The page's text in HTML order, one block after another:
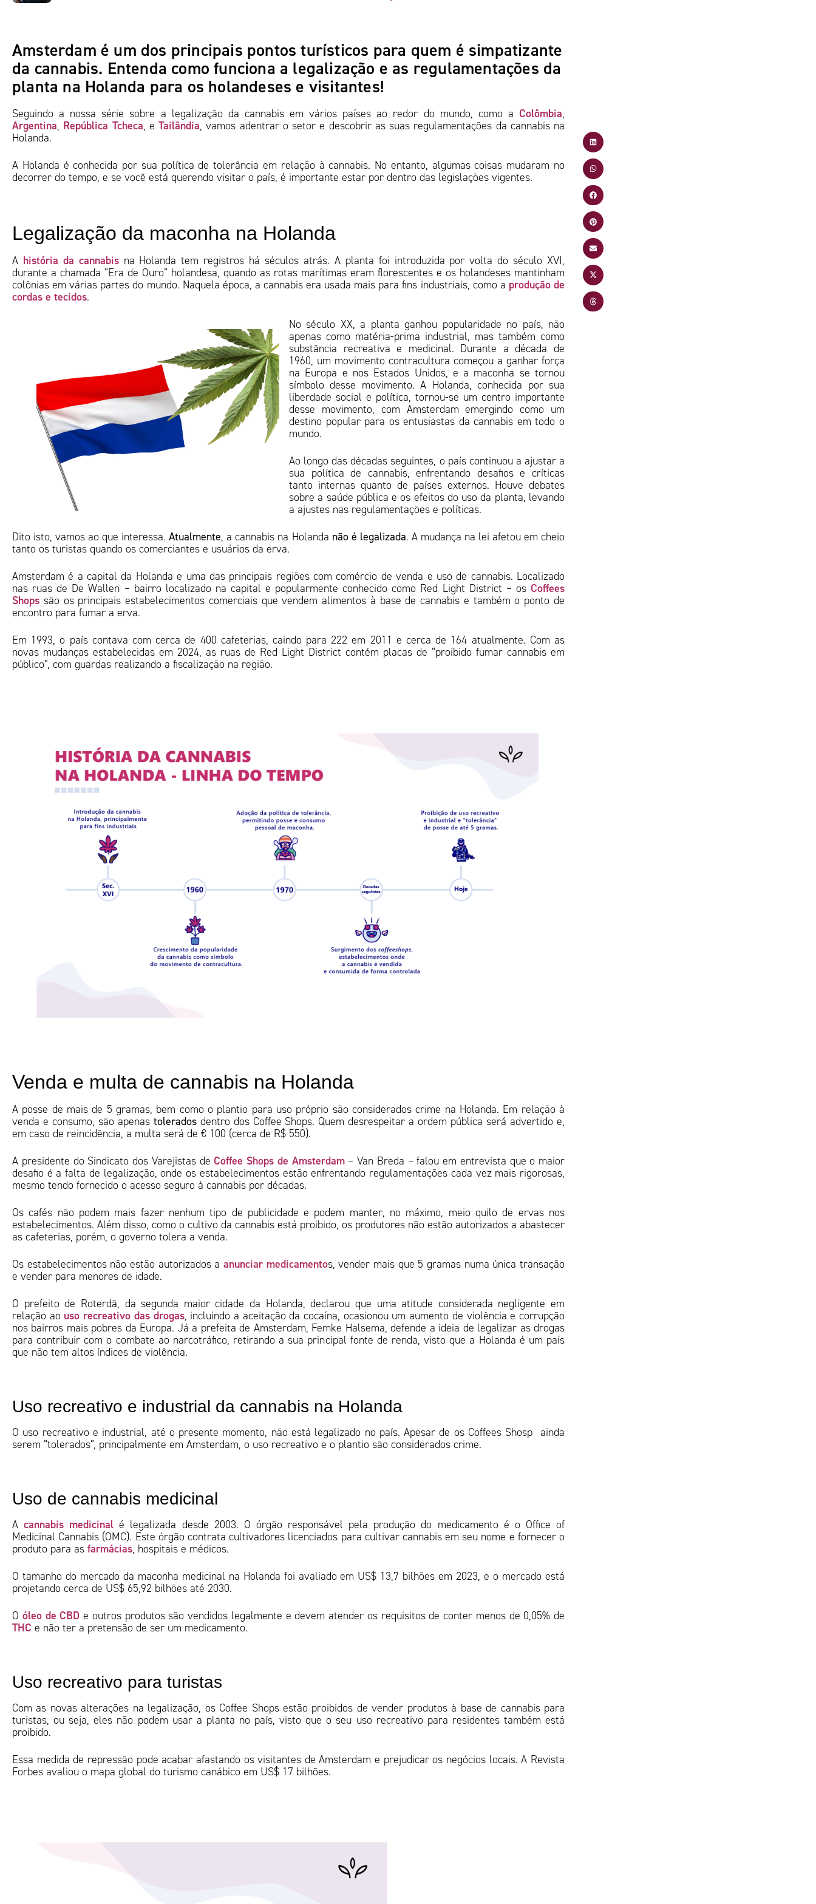
Amsterdam é um dos principais pontos turísticos para quem é simpatizante
da cannabis. Entenda como funciona a legalização e as regulamentações da
planta na Holanda para os holandeses e visitantes!
Seguindo a nossa série sobre a legalização da cannabis em vários países ao redor do mundo, como a Colômbia,
Argentina, República Tcheca, e Tailândia, vamos adentrar o setor e descobrir as suas regulamentações da cannabis na
Holanda.
A Holanda é conhecida por sua política de tolerância em relação à cannabis. No entanto, algumas coisas mudaram no
decorrer do tempo, e se você está querendo visitar o país, é importante estar por dentro das legislações vigentes.
Legalização da maconha na Holanda
A história da cannabis na Holanda tem registros há séculos atrás. A planta foi introduzida por volta do século XVI,
durante a chamada “Era de Ouro” holandesa, quando as rotas marítimas eram florescentes e os holandeses mantinham
colônias em várias partes do mundo. Naquela época, a cannabis era usada mais para fins industriais, como a produção de
cordas e tecidos.
No século XX, a planta ganhou popularidade no país, não
apenas como matéria-prima industrial, mas também como
substância recreativa e medicinal. Durante a década de
1960, um movimento contracultura começou a ganhar força
na Europa e nos Estados Unidos, e a maconha se tornou
símbolo desse movimento. A Holanda, conhecida por sua
liberdade social e política, tornou-se um centro importante
desse movimento, com Amsterdam emergindo como um
destino popular para os entusiastas da cannabis em todo o
mundo.
Ao longo das décadas seguintes, o país continuou a ajustar a
sua política de cannabis, enfrentando desafios e críticas
tanto internas quanto de países externos. Houve debates
sobre a saúde pública e os efeitos do uso da planta, levando
a ajustes nas regulamentações e políticas.
Dito isto, vamos ao que interessa.Atualmente, a cannabis na Holanda não é legalizada. A mudança na lei afetou em cheio
tanto os turistas quando os comerciantes e usuários da erva.
Amsterdam é a capital da Holanda e uma das principais regiões com comércio de venda e uso de cannabis. Localizado
nas ruas de De Wallen – bairro localizado na capital e popularmente conhecido como Red Light District – os Coffees
Shops são os principais estabelecimentos comerciais que vendem alimentos à base de cannabis e também o ponto de
encontro para fumar a erva.
Em 1993, o país contava com cerca de 400 cafeterias, caindo para 222 em 2011 e cerca de 164 atualmente. Com as
novas mudanças estabelecidas em 2024, as ruas de Red Light District contém placas de “proibido fumar cannabis em
público”, com guardas realizando a fiscalização na região.
Venda e multa de cannabis na Holanda
A posse de mais de 5 gramas, bem como o plantio para uso próprio são considerados crime na Holanda. Em relação à
venda e consumo, são apenas toleradosdentro dos Coffee Shops. Quem desrespeitar a ordem pública será advertido e,
em caso de reincidência, a multa será de € 100 (cerca de R$ 550).
A presidente do Sindicato dos Varejistas deCoffee Shops de Amsterdam– Van Breda – falou em entrevista que o maior
desafio é a falta de legalização, onde os estabelecimentos estão enfrentando regulamentações cada vez mais rigorosas,
mesmo tendo fornecido o acesso seguro à cannabis por décadas.
Os cafés não podem mais fazer nenhum tipo de publicidade e podem manter, no máximo, meio quilo de ervas nos
estabelecimentos. Além disso, como o cultivo da cannabis está proibido, os produtores não estão autorizados a abastecer
as cafeterias, porém, o governo tolera a venda.
Os estabelecimentos não estão autorizados a anunciar medicamentos, vender mais que 5 gramas numa única transação
e vender para menores de idade.
O prefeito de Roterdã, da segunda maior cidade da Holanda, declarou que uma atitude considerada negligente em
relação ao uso recreativo das drogas, incluindo a aceitação da cocaína, ocasionou um aumento de violência e corrupção
nos bairros mais pobres da Europa. Já a prefeita de Amsterdam, Femke Halsema, defende a ideia de legalizar as drogas
para contribuir com o combate ao narcotráfico, retirando a sua principal fonte de renda, visto que a Holanda é um país
que não tem altos índices de violência.
Uso recreativo e industrial da cannabis na Holanda
O uso recreativo e industrial, até o presente momento, não está legalizado no país. Apesar de os Coffees Shosp ainda
serem “tolerados”, principalmente em Amsterdam, o uso recreativo e o plantio são considerados crime.
Uso de cannabis medicinal
Acannabis medicinal é legalizada desde 2003. O órgão responsável pela produção do medicamento é o Office of
Medicinal Cannabis (OMC). Este órgão contrata cultivadores licenciados para cultivar cannabis em seu nome e fornecer o
produto para as farmácias, hospitais e médicos.
O tamanho do mercado da maconha medicinal na Holanda foi avaliado em US$ 13,7 bilhões em 2023, e o mercado está
projetando cerca de US$ 65,92 bilhões até 2030.
O óleo de CBD e outros produtos são vendidos legalmente e devem atender os requisitos de conter menos de 0,05% de
THC e não ter a pretensão de ser um medicamento.
Uso recreativo para turistas
Com as novas alterações na legalização, os Coffee Shops estão proibidos de vender produtos à base de cannabis para
turistas, ou seja, eles não podem usar a planta no país, visto que o seu uso recreativo para residentes também está
proibido.
Essa medida de repressão pode acabar afastando os visitantes de Amsterdam e prejudicar os negócios locais. A Revista
Forbes avaliou o mapa global do turismo canábico em US$ 17 bilhões.